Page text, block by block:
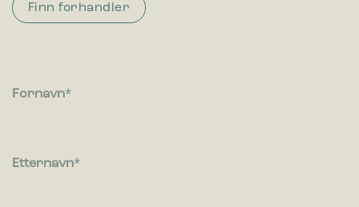
Finn forhandler
Fornavn
Etternavn